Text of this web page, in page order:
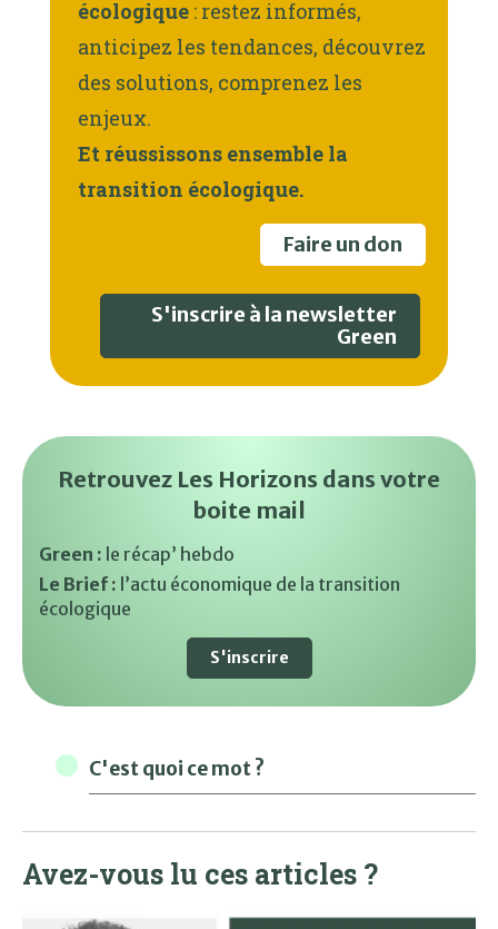
écologique : restez informés,
anticipez les tendances, découvrez
des solutions, comprenez les
enjeux.
Et réussissons ensemble la
transition écologique.
Faire un don
S'inscrire à la newsletter
Green
Retrouvez Les Horizons dans votre
boite mail
Green : le récap’ hebdo
Le Brief : l’actu économique de la transition
écologique
S'inscrire
C'est quoi ce mot ?
Avez-vous lu ces articles ?